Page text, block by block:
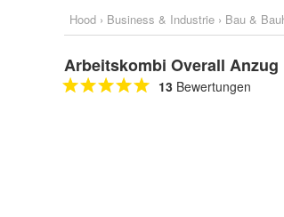
Hood › Business & Industrie › Bau &
Arbeitskombi Overall
13 Bewertungen